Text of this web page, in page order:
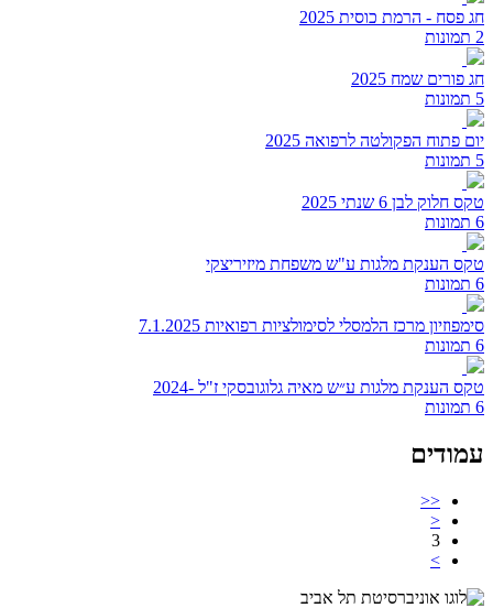
חג פסח - הרמת כוסית 2025
2 תמונות
חג פורים שמח 2025
5 תמונות
יום פתוח הפקולטה לרפואה 2025
5 תמונות
טקס חלוק לבן 6 שנתי 2025
6 תמונות
טקס הענקת מלגות ע"ש משפחת מיזיריצקי
6 תמונות
סימפוזיון מרכז הלמסלי לסימולציות רפואיות 7.1.2025
6 תמונות
טקס הענקת מלגות ע״ש מאיה גלוגובסקי ז"ל -2024
6 תמונות
עמודים
<<
<
3
>